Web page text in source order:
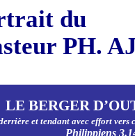
du
PH.
LE BERGER
et tendant avec effort vers
Philippiens